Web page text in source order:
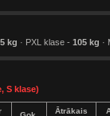
kg · PXL klase - 105 kg ·
S klase)
Ātrākais